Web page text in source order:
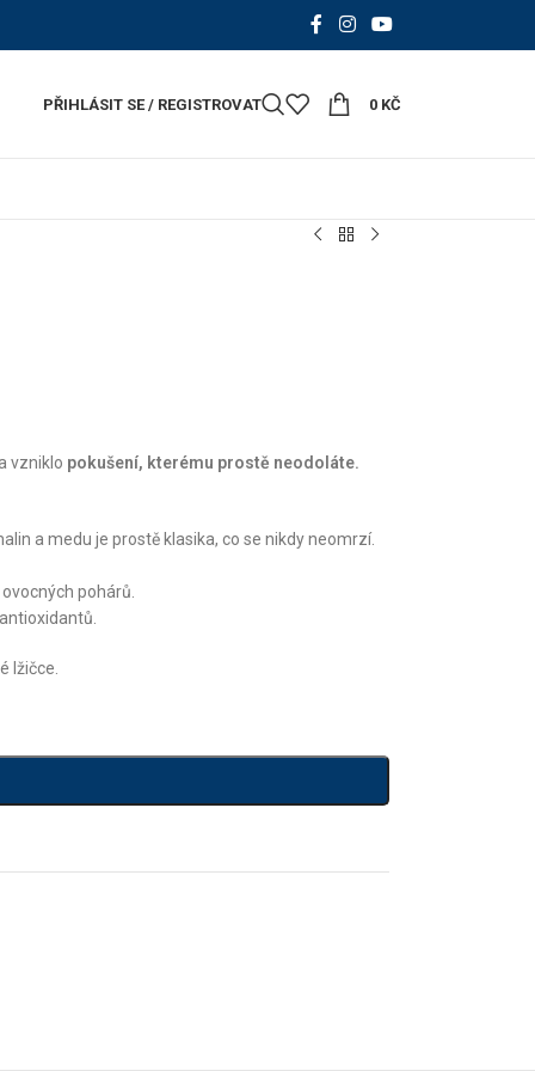
PŘIHLÁSIT SE / REGISTROVAT 0 KČ
vzniklo pokušení, kterému prostě neodoláte.
a medu je prostě klasika, co se nikdy neomrzí.
pohárů.
lžičce.